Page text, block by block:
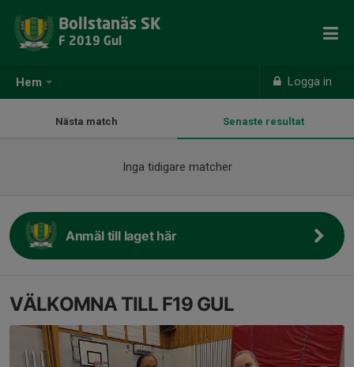
Hem Logga in
Bollstanäs SK
F 2019 Gul
Nästa match Senaste resultat
Inga tidigare matcher
Anmäl till laget här
VÄLKOMNA TILL F19 GUL